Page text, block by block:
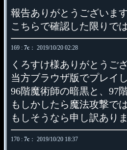
報告ありがとうございます
こちらで確認した限りで
169 : 7c ： 2019/10/20 02:28
くろすけ様ありがとうご
当方ブラウザ版でプレイ
96階魔術師の暗黒と、97
もしかしたら魔法攻撃で
もしそうなら申し訳ありま
170 : 7c ： 2019/10/20 18:37